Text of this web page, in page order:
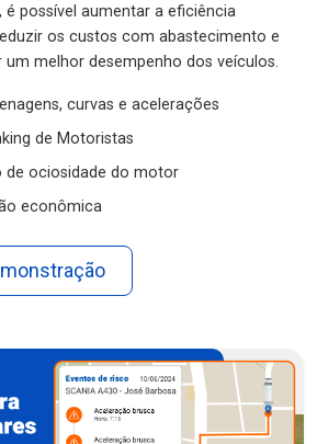
possível aumentar a eficiência
os custos com abastecimento e
melhor desempenho dos veículos.
curvas e acelerações
de Motoristas
de ociosidade do motor
econômica